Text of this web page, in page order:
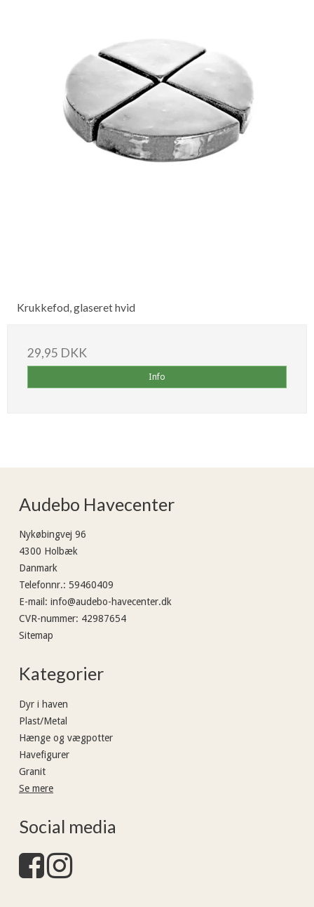
Krukkefod, glaseret hvid
29,95 DKK
Info
Audebo Havecenter
Nykøbingvej 96
4300 Holbæk
Danmark
Telefonnr.: 59460409
E-mail : info@audebo-havecenter.dk
CVR-nummer: 42987654
Sitemap
Kategorier
Dyr i haven
Plast/Metal
Hænge og vægpotter
Havefigurer
Granit
Se mere
Social media